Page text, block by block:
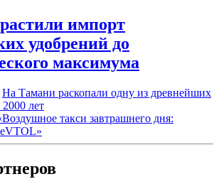
импорт
удобрений до
максимума
На Тамани раскопали одну из древнейших
лет
такси завтрашнего дня: